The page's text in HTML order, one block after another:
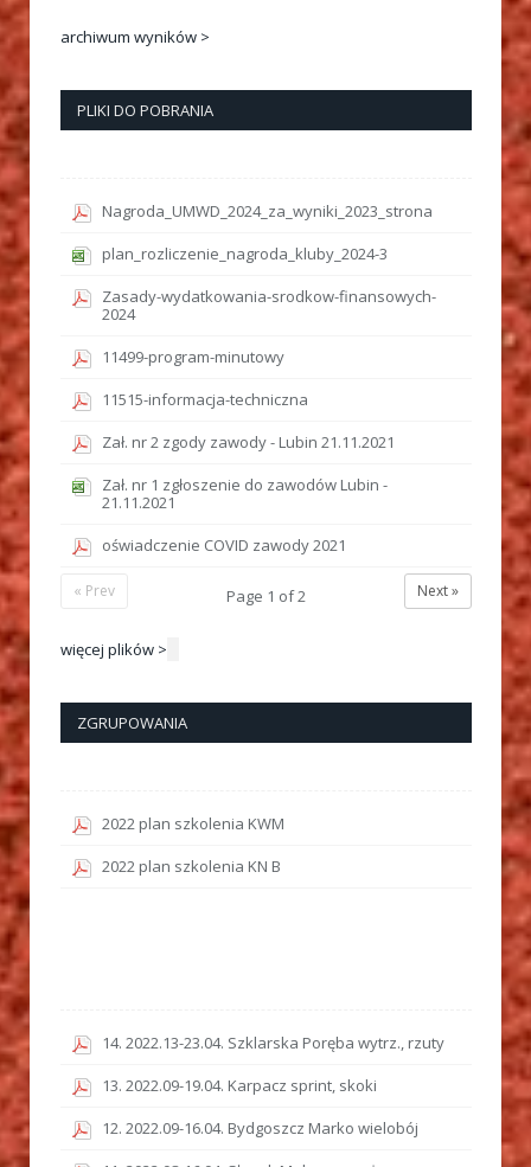
archiwum wyników >
PLIKI DO POBRANIA
Nagroda_UMWD_2024_za_wyniki_2023_strona
plan_rozliczenie_nagroda_kluby_2024-3
Zasady-wydatkowania-srodkow-finansowych-
2024
11499-program-minutowy
11515-informacja-techniczna
Zał. nr 2 zgody zawody - Lubin 21.11.2021
Zał. nr 1 zgłoszenie do zawodów Lubin -
21.11.2021
oświadczenie COVID zawody 2021
Next »
Page 1 of2
« Prev
więcej plików >
ZGRUPOWANIA
2022 plan szkolenia KWM
2022 plan szkolenia KN B
14. 2022.13-23.04. Szklarska Poręba wytrz., rzuty
13. 2022.09-19.04. Karpacz sprint, skoki
12. 2022.09-16.04. Bydgoszcz Marko wielobój